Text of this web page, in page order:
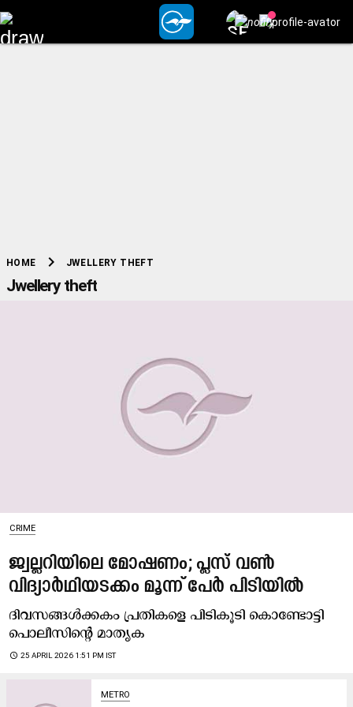
HOME chevron_right JWELLERY THEFT
Jwellery theft
CRIME
ജ്വല്ലറിയിലെ മോഷണം; പ്ലസ് വൺ
വിദ്യാർഥിയടക്കം മൂന്ന് പേർ പിടിയിൽ
ദിവസങ്ങള്‍ക്കകം പ്രതികളെ പിടികൂടി കൊണ്ടോട്ടി
പൊലീസിന്റെ മാതൃക
access_time 25 APRIL 2026 1:51 PM IST
METRO